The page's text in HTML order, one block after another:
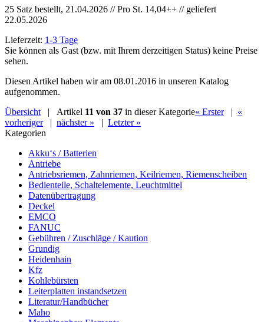
25 Satz bestellt, 21.04.2026 // Pro St. 14,04++ // geliefert
22.05.2026
Lieferzeit: 1-3 Tage
Sie können als Gast (bzw. mit Ihrem derzeitigen Status) keine Preise
sehen.
Diesen Artikel haben wir am 08.01.2016 in unseren Katalog
aufgenommen.
Übersicht | Artikel 11 von 37 in dieser Kategorie« Erster| «
vorheriger| nächster » | Letzter »
Kategorien
Akku‘s / Batterien
Antriebe
Antriebsriemen, Zahnriemen, Keilriemen, Riemenscheiben
Bedienteile, Schaltelemente, Leuchtmittel
Datenübertragung
Deckel
EMCO
FANUC
Gebühren / Zuschläge / Kaution
Grundig
Heidenhain
Kfz
Kohlebürsten
Leiterplatten instandsetzen
Literatur/Handbücher
Maho